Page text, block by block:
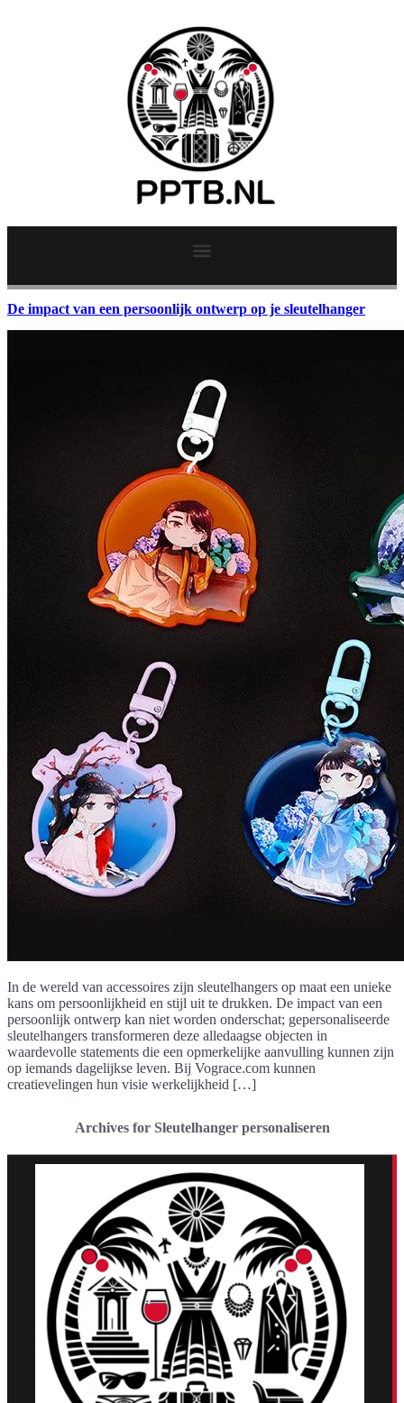
De impact van een persoonlijk ontwerp op je sleutelhanger
In de wereld van accessoires zijn sleutelhangers op maat een unieke
kans om persoonlijkheid en stijl uit te drukken. De impact van een
persoonlijk ontwerp kan niet worden onderschat; gepersonaliseerde
sleutelhangers transformeren deze alledaagse objecten in
waardevolle statements die een opmerkelijke aanvulling kunnen zijn
op iemands dagelijkse leven. Bij Vograce.com kunnen
creatievelingen hun visie werkelijkheid […]
Archives for Sleutelhanger personaliseren